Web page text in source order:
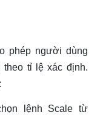
phép người dùng
tỉ lệ xác định.
lệnh Scale từ